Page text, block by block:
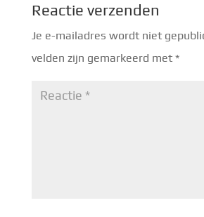
Reactie verzenden
Je e-mailadres wordt niet
velden zijn gemarkeerd met *